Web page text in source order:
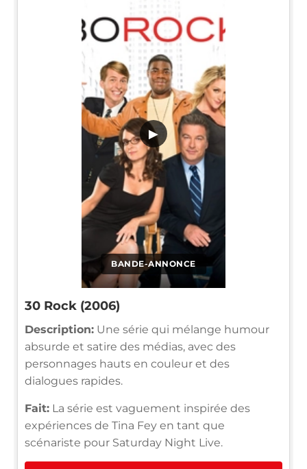
BANDE-ANNONCE
▶
30 Rock (2006)
Description: Une série qui mélange humour
absurde et satire des médias, avec des
personnages hauts en couleur et des
dialogues rapides.
Fait: La série est vaguement inspirée des
expériences de Tina Fey en tant que
scénariste pour Saturday Night Live.